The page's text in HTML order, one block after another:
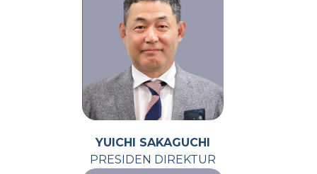
YUICHI SAKAGUCHI
PRESIDEN DIREKTUR